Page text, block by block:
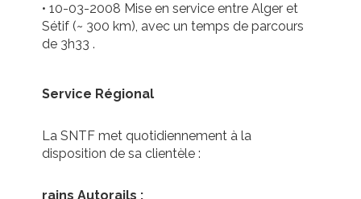
• 10-03-2008 Mise en service entre Alger et
Sétif (~ 300 km), avec un temps de parcours
de 3h33 .
Service Régional
La SNTF met quotidiennement à la
disposition de sa clientèle :
rains Autorails :